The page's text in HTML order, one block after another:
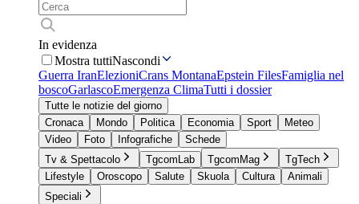
In evidenza
Mostra tuttiNascondi
Guerra IranElezioniCrans MontanaEpstein FilesFamiglia nel
boscoGarlascoEmergenza ClimaTutti i dossier
Tutte le notizie del giorno
Cronaca
Mondo Politica Economia Sport
Meteo
Video
Foto Infografiche
Schede
Tv & Spettacolo
TgcomLab TgcomMag
TgTech
Lifestyle
Oroscopo Salute Skuola Cultura
Animali
Speciali